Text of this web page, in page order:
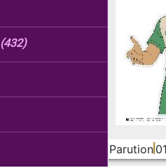
(432)
Parution